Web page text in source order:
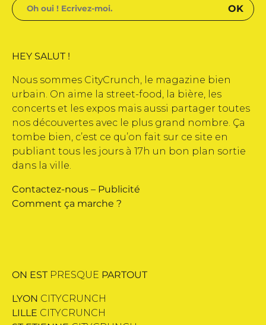
HEY SALUT !
Nous sommes CityCrunch, le magazine bien
urbain. On aime la street-food, la bière, les
concerts et les expos mais aussi partager toutes
nos découvertes avec le plus grand nombre. Ça
tombe bien, c’est ce qu’on fait sur ce site en
publiant tous les jours à 17h un bon plan sortie
dans la ville.
Contactez-nous – Publicité
Comment ça marche ?
ON EST PRESQUE PARTOUT
LYON CITYCRUNCH
LILLE CITYCRUNCH